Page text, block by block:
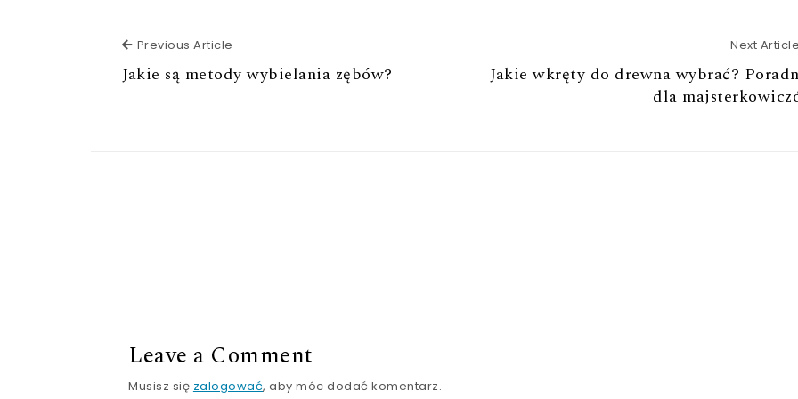
Previous Article
Jakie są metody wybielania zębów?
Next Article
Jakie wkręty do drewna wybrać?
dla
Leave a Comment
Musisz się zalogować, aby móc dodać komentarz.